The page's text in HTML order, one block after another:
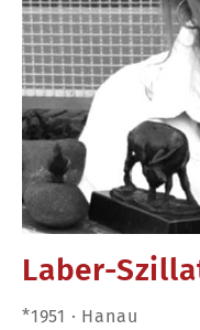
Laber-
*1951 · Hanau